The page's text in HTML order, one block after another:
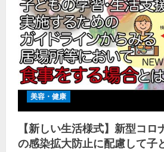
美容・健康
【新しい生活様式】新型コ
の感染拡大防止に配慮して子